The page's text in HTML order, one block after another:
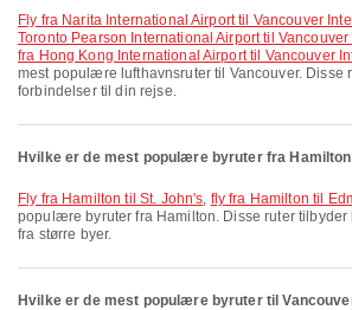
fly fra Narita International Airport til Vancouver
Toronto Pearson International Airport til
fra Hong Kong International Airport til Vancouver
mest populære lufthavnsruter til Vancouver. Disse
forbindelser til din rejse.
Hvilke er de mest populære byruter fra
fly fra Hamilton til St. John's, fly fra Hamilton til
populære byruter fra Hamilton. Disse ruter tilbyder
fra større byer.
Hvilke er de mest populære byruter til